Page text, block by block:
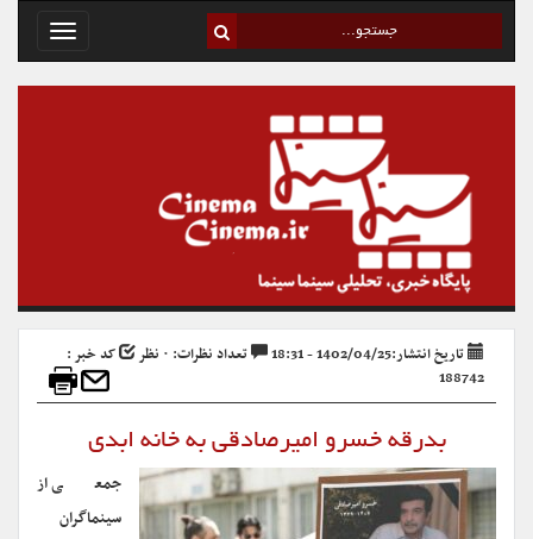
Toggle
تاریخ انتشار:1402/04/25 - 18:31 تعداد نظرات: ۰ نظر
کد خبر :
188742
بدرقه خسرو امیرصادقی به خانه ابدی
جمعی از
سینماگران